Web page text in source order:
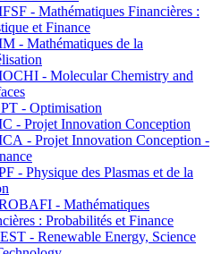
- Mathématiques Financières :
et Finance
- Mathématiques de la
- Molecular Chemistry and
- Optimisation
- Projet Innovation Conception
- Projet Innovation Conception -
- Physique des Plasmas et de la
- Mathématiques
: Probabilités et Finance
- Renewable Energy, Science